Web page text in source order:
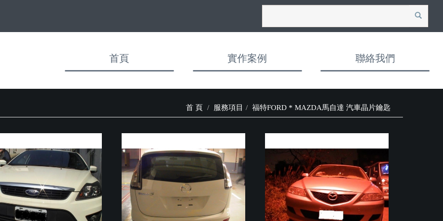
首頁 實作案例 聯絡我們
首 頁 服務項目 福特FORD * MAZDA馬自達 汽車晶片鑰匙